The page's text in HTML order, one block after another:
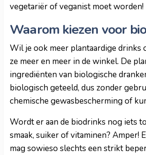
vegetariër of veganist moet worden!
Waarom kiezen voor
Wil je ook meer plantaardige drinks
ze meer en meer in de winkel. De
ingrediënten van biologische
biologisch geteeld, dus zonder
chemische gewasbescherming of
Wordt er aan de biodrinks nog iets
smaak, suiker of vitaminen? Amper!
mag sowieso slechts een strikt